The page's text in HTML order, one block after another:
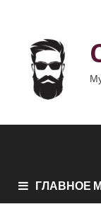
ГЛАВНОЕ